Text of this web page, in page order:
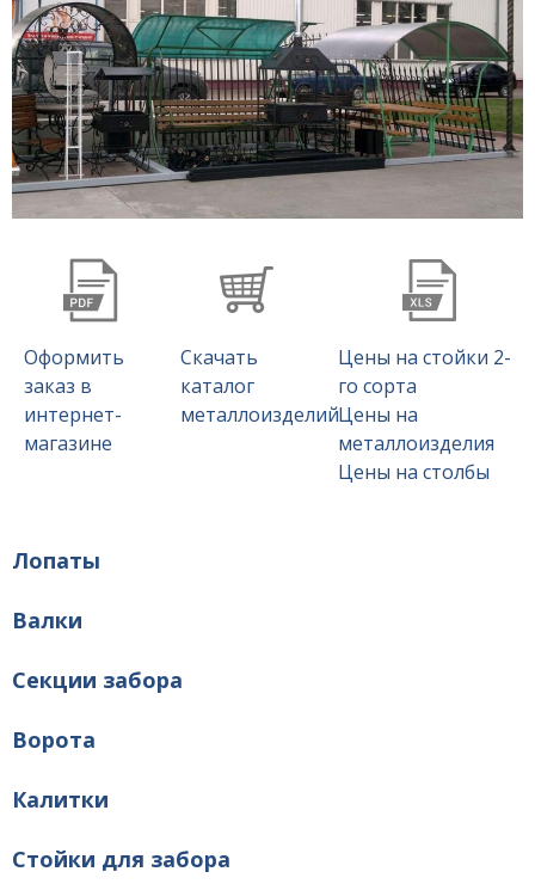
Оформить
заказ в
интернет-
магазине
Скачать
каталог
металлоизделий
Цены на стойки 2-
го сорта
Цены на
металлоизделия
Цены на столбы
Лопаты
Валки
Секции забора
Ворота
Калитки
Стойки для забора